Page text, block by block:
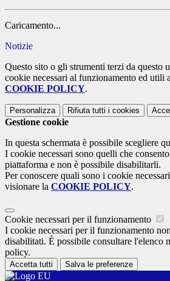
Caricamento...
Notizie
Questo sito o gli strumenti terzi da questo
cookie necessari al funzionamento ed utili
COOKIE POLICY.
Personalizza Rifiuta tutti i cookies
Gestione cookie
In questa schermata è possibile scegliere
I cookie necessari sono quelli che
piattaforma e non è possibile disabilitarli.
Per conoscere quali sono i cookie
visionare la COOKIE POLICY.
Cookie necessari per il funzionamento
I cookie necessari per il funzionamento
disabilitati. È possibile consultare l'elenco
policy.
Accetta tutti Salva le preferenze